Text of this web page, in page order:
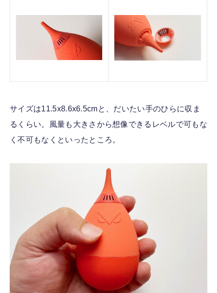
サイズは11.5x8.6x6.5cmと、だいたい手のひらに収ま
るくらい。風量も大きさから想像できるレベルで可もな
く不可もなくといったところ。